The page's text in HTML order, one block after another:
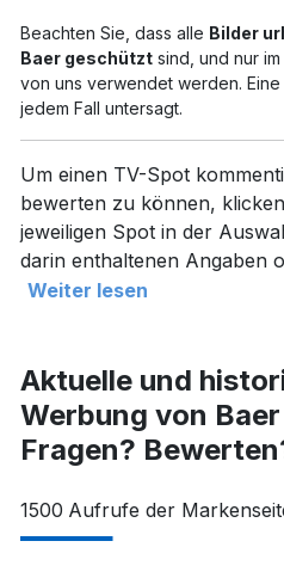
Beachten Sie, dass alle Bilder
Baer geschütztsind, und nur im
von uns verwendet werden.
jedem Fall untersagt.
Um einen TV-Spot
bewerten zu können,
jeweiligen Spot in der
darin enthaltenen Angaben
Weiter lesen
Aktuelle und
Werbung von
Fragen?
1500 Aufrufe der